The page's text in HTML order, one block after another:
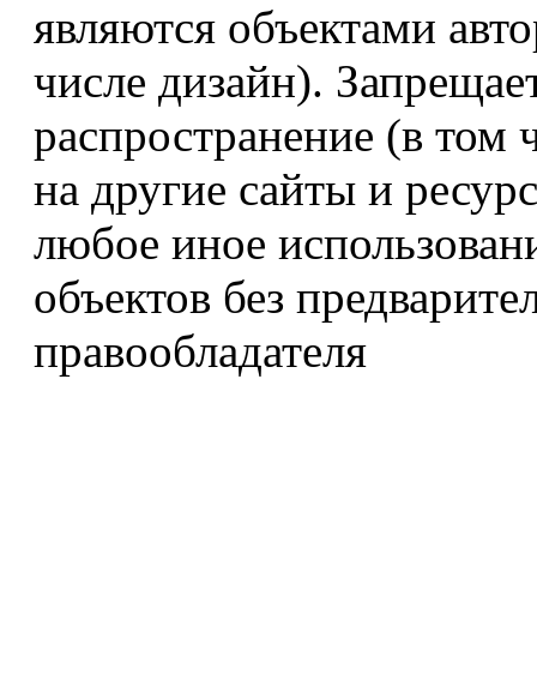
являются объектами
числе дизайн).
распространение (в том
на другие сайты и
любое иное
объектов без
правообладателя